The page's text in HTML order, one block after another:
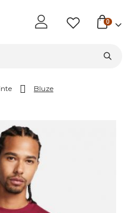
0
Bluze